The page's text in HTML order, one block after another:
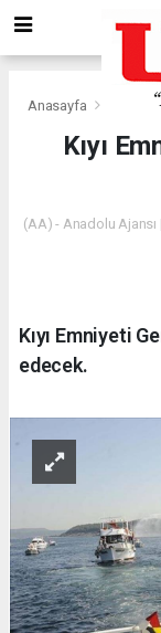
Anasayfa
Kıyı
(AA) - Anadolu Ajansı
Kıyı Emniyeti
edecek.